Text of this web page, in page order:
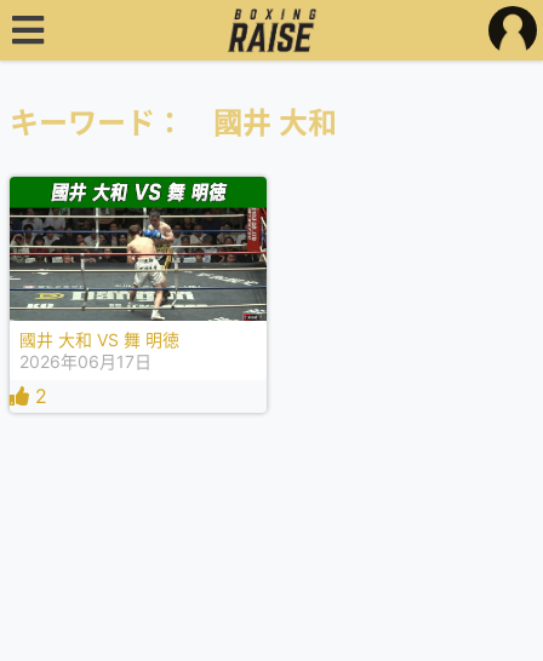
キーワード： 國井 大和
國井 大和 VS 舞 明徳
2026年06月17日
2